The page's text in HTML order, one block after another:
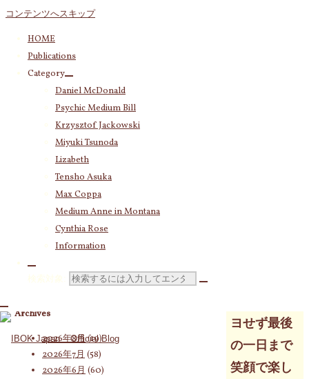
コンテンツへスキップ
HOME
Publications
Category
Daniel McDonald
Psychic Medium Bill
Krzysztof Jackowski
Miyuki Tsunoda
Lizabeth
Tensho Asuka
Max Coppa
Medium Anne in Montana
Cynthia Rose
Information
検索対象:
ヨせず最後
の一日まで
笑顔で楽し
Category
Krzysztof Jackowski(83)
Daniel McDonald (243)
Psychic Medium Bill
Katherine
Miyuki Tsunoda
Lizabeth(255)
Tensho Asuka(3,030)
Amanda Coppa(210)
Max Coppa(403)
Medium Anne in Montana
Archives
2026年8月(19)
2026年7月 (58)
2026年6月 (60)